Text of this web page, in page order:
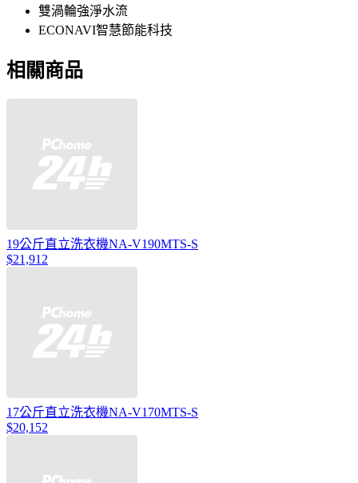
雙渦輪強淨水流
ECONAVI智慧節能科技
相關商品
19公斤直立洗衣機NA-V190MTS-S
$21,912
17公斤直立洗衣機NA-V170MTS-S
$20,152